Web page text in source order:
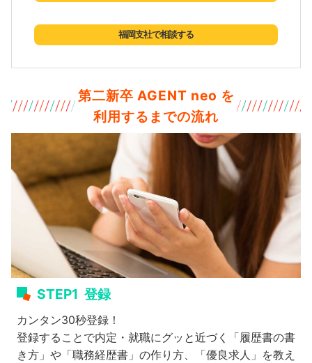
福岡支社で相談する
第二新卒 AGENT neo を
利用するまでの流れ
STEP1 登録
カンタン30秒登録！
登録することで内定・就職にグッと近づく「履歴書の書
き方」や「職務経歴書」の作り方、「優良求人」を教え